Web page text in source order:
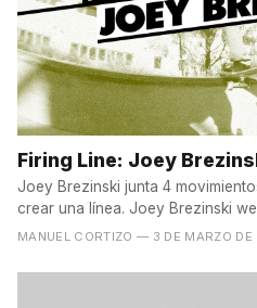
Firing Line: Joey
Joey Brezinski junta 4
crear una línea. Joey
MANUEL CORTIZO — 3 DE MARZO DE